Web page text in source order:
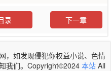
录 下一章
，如发现侵犯你权益小说、色情
我们。Copyright©2024 本站 All